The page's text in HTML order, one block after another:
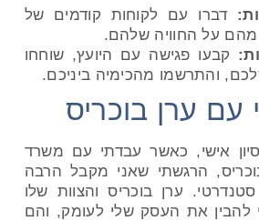
דברו עם לקוחות קודמים של
מהם על החוויה שלהם.
קבעו פגישה עם היועץ, שוחחו
והתרשמו מהכימיה ביניכם.
עם ערן בוכריס
אישי, כאשר עבדתי עם משרד
הרגשתי שאני מקבל הרבה
ערן בוכריס והצוות שלו
להבין את העסק שלי לעומק, והם